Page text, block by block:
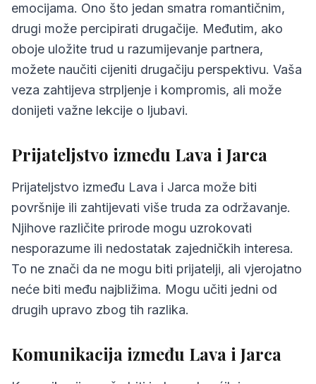
5. Savjeti za Lava i Jarca
6.
Najčešća pitanja o kompatibilnosti
emocijama. Ono što jedan smatra romantičnim,
drugi može percipirati drugačije. Međutim, ako
oboje uložite trud u razumijevanje partnera,
možete naučiti cijeniti drugačiju perspektivu. Vaša
veza zahtijeva strpljenje i kompromis, ali može
donijeti važne lekcije o ljubavi.
Prijateljstvo između Lava i Jarca
Prijateljstvo između Lava i Jarca može biti
površnije ili zahtijevati više truda za održavanje.
Njihove različite prirode mogu uzrokovati
nesporazume ili nedostatak zajedničkih interesa.
To ne znači da ne mogu biti prijatelji, ali vjerojatno
neće biti među najbližima. Mogu učiti jedni od
drugih upravo zbog tih razlika.
Komunikacija između Lava i Jarca